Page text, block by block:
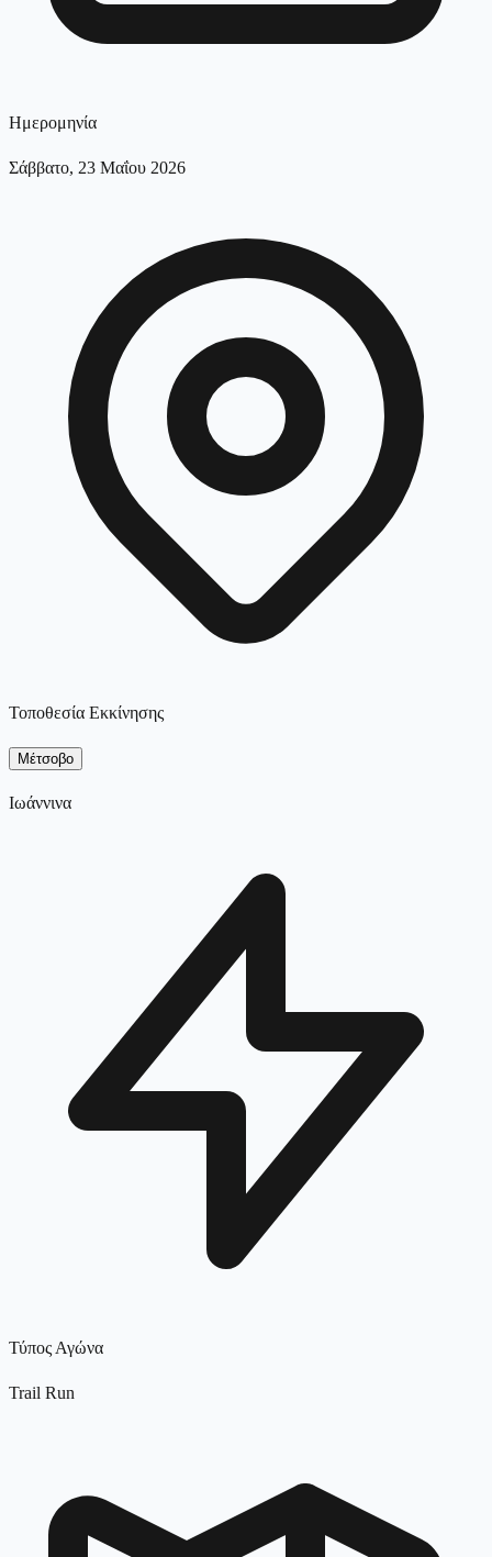
Ημερομηνία
Σάββατο, 23 Μαΐου 2026
Τοποθεσία Εκκίνησης
Μέτσοβο
Ιωάννινα
Τύπος Αγώνα
Trail Run